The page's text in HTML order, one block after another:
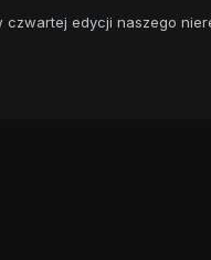
edycji naszego